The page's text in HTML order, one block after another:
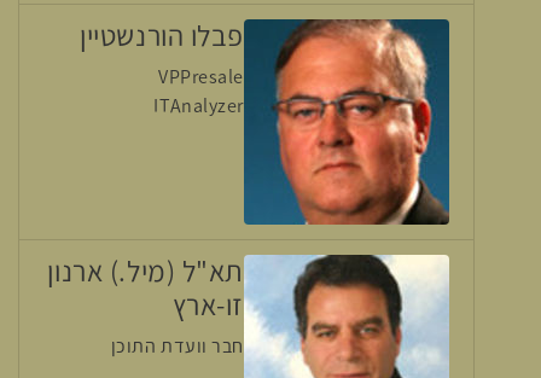
פבלו הורנשטיין
VPPresale
ITAnalyzer
תא"ל (מיל.) ארנון
זו-ארץ
חבר וועדת התוכן